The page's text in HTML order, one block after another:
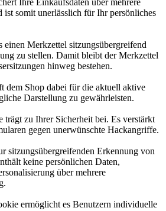
ist somit unerlässlich für Ihr persönliches
einen Merkzettel sitzungsübergreifend
zu stellen. Damit bleibt der Merkzettel
hinweg bestehen.
dem Shop dabei für die aktuell aktive
Darstellung zu gewährleisten.
zu Ihrer Sicherheit bei. Es verstärkt
gegen unerwünschte Hackangriffe.
sitzungsübergreifenden Erkennung von
keine persönlichen Daten,
über mehrere
ermöglicht es Benutzern individuelle